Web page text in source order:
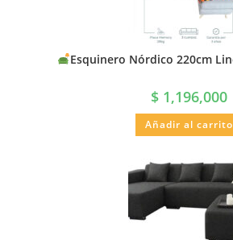
Esquinero Nórdico 220cm
$1,196,000
Añadir al carrito